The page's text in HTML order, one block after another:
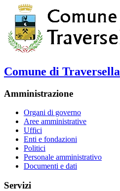
Comune di Traversella
Amministrazione
Organi di governo
Aree amministrative
Uffici
Enti e fondazioni
Politici
Personale amministrativo
Documenti e dati
Servizi